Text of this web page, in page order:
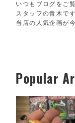
いつもブログをご
スタッフの青木で
当店の人気企画が
Popular